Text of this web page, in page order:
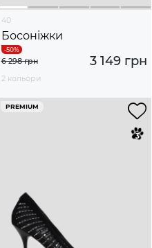
40
Босоніжки
3 149 грн
6 298 грн
2 кольори
PREMIUM